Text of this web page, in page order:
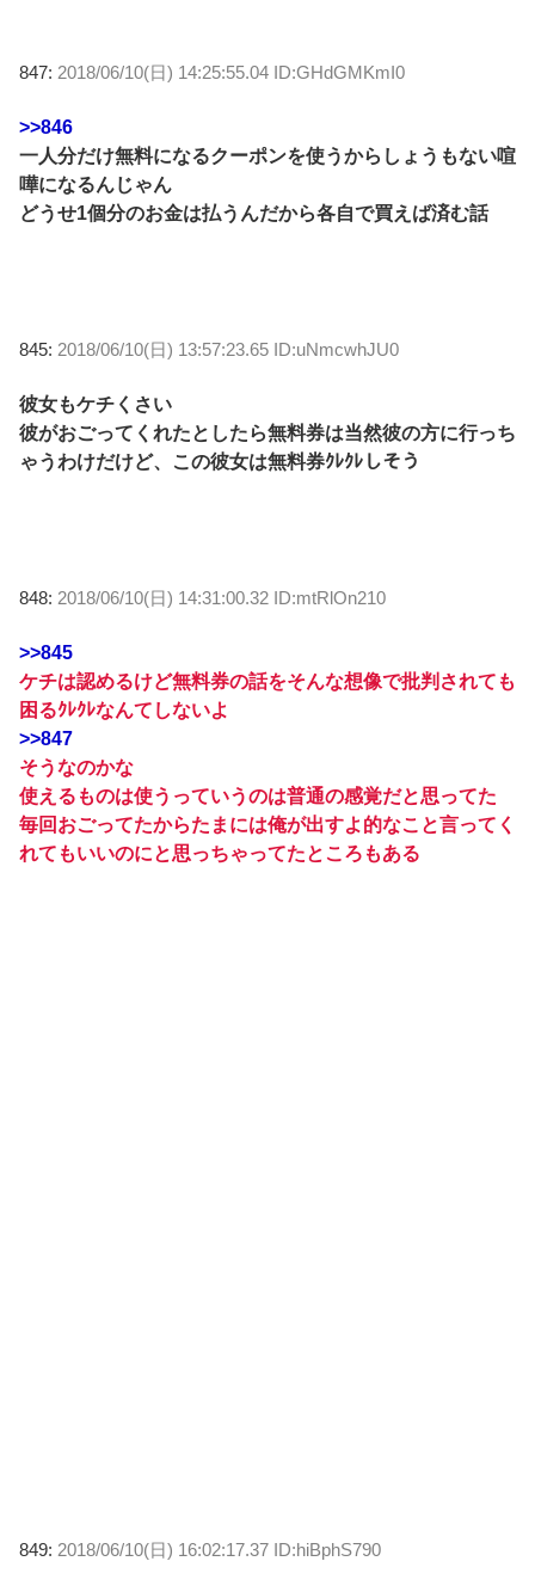
847: 2018/06/10(日) 14:25:55.04 ID:GHdGMKmI0
>>846
一人分だけ無料になるクーポンを使うからしょうもない喧
嘩になるんじゃん
どうせ1個分のお金は払うんだから各自で買えば済む話
845: 2018/06/10(日) 13:57:23.65 ID:uNmcwhJU0
彼女もケチくさい
彼がおごってくれたとしたら無料券は当然彼の方に行っち
ゃうわけだけど、この彼女は無料券ｸﾚｸﾚしそう
848: 2018/06/10(日) 14:31:00.32 ID:mtRlOn210
>>845
ケチは認めるけど無料券の話をそんな想像で批判されても
困るｸﾚｸﾚなんてしないよ
>>847
そうなのかな
使えるものは使うっていうのは普通の感覚だと思ってた
毎回おごってたからたまには俺が出すよ的なこと言ってく
れてもいいのにと思っちゃってたところもある
849: 2018/06/10(日) 16:02:17.37 ID:hiBphS790